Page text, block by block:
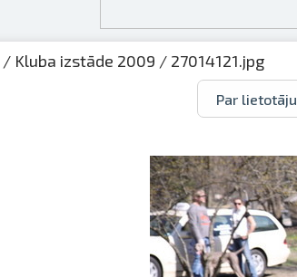
/ Kluba izstāde 2009 / 27014121.jpg
Par lietotāju